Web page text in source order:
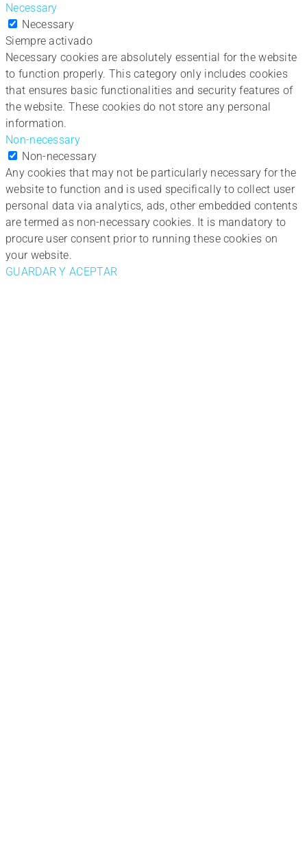
Necessary
Necessary
Siempre activado
Necessary cookies are absolutely essential for the website
to function properly. This category only includes cookies
that ensures basic functionalities and security features of
the website. These cookies do not store any personal
information.
Non-necessary
Non-necessary
Any cookies that may not be particularly necessary for the
website to function and is used specifically to collect user
personal data via analytics, ads, other embedded contents
are termed as non-necessary cookies. It is mandatory to
procure user consent prior to running these cookies on
your website.
GUARDAR Y ACEPTAR